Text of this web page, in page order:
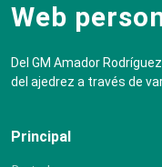
Web
Del GM Amador
del ajedrez a través de
Principal